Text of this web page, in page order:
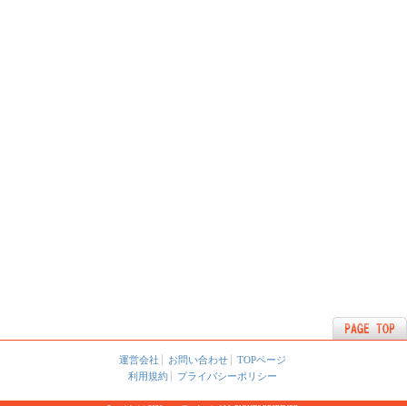
運営会社 お問い合わせ
TOPページ
利用規約
プライバシーポリシー